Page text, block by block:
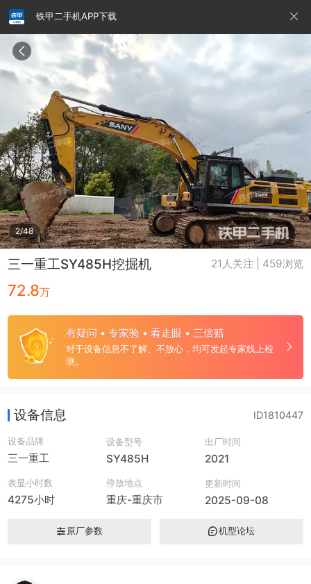
铁甲二手机APP下载
2/48
三一重工SY485H挖掘机 21人关注 | 459浏览
72.8万
有疑问 • 专家验 • 看走眼 • 三倍赔
对于设备信息不了解、不放心，均可发起专家线上检
测。
请输入手机号
即
表
示
您
同
意
《隐
私
政
策》
设备信息 ID1810447
设备品牌
三一重工
设备型号
SY485H
出厂时间
2021
表显小时数
4275小时
停放地点
重庆-重庆市
更新时间
2025-09-08
原厂参数 机型论坛
铁甲龙总部 4000099032 认证经纪人